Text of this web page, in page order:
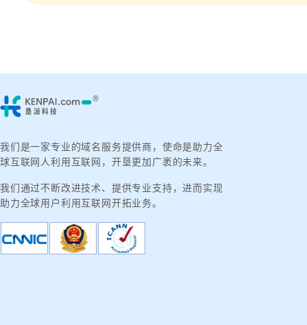
我们是一家专业的域名服务提供商，使命是助力全
球互联网人利用互联网，开垦更加广袤的未来。
我们通过不断改进技术、提供专业支持，进而实现
助力全球用户利用互联网开拓业务。